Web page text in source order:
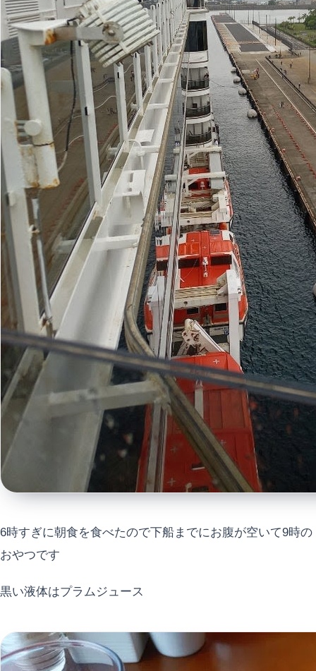
6時すぎに朝食を食べたので下船までにお腹が空いて9時の
おやつです
黒い液体はプラムジュース